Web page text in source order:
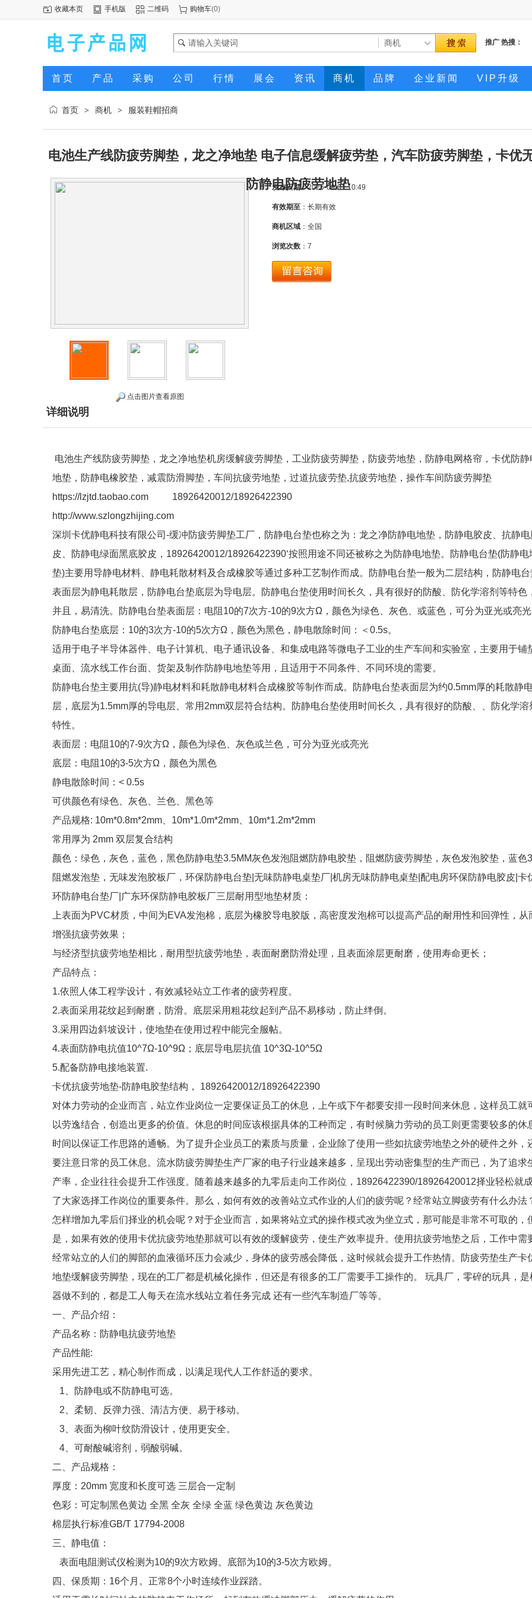
收藏本页 手机版 二维码 购物车(0)
推广 热搜：
首页 产品 采购 公司 行情 展会 资讯 商机 品牌 企业新闻 VIP升级
首页 > 商机 > 服装鞋帽招商
电池生产线防疲劳脚垫，龙之净地垫 电子信息缓解疲劳垫，汽车防疲劳脚垫，卡优
防静电防疲劳地垫
点击图片查看原图
发布日期：2026-06-01 10:49
有效期至 ：长期有效
商机区域 ：全国
浏览次数 ： 7
详细说明
电池生产线防疲劳脚垫，龙之净地垫机房缓解疲劳脚垫，工业防疲劳脚垫，防疲劳地垫，防静电网格帘，卡优防静
地垫，防静电橡胶垫，减震防滑脚垫，车间抗疲劳地垫，过道抗疲劳垫,抗疲劳地垫，操作车间防疲劳脚垫
https://lzjtd.taobao.com 18926420012/18926422390
http://www.szlongzhijing.com
深圳卡优静电科技有限公司-缓冲防疲劳脚垫工厂，防静电台垫也称之为：龙之净防静电地垫，防静电胶皮、抗静电
皮、防静电绿面黑底胶皮，18926420012/18926422390‘按照用途不同还被称之为防静电地垫。防静电台垫(防静电
垫)主要用导静电材料、静电耗散材料及合成橡胶等通过多种工艺制作而成。防静电台垫一般为二层结构，防静电台
表面层为静电耗散层，防静电台垫底层为导电层。防静电台垫使用时间长久，具有很好的防酸、防化学溶剂等特色，
并且，易清洗。防静电台垫表面层：电阻10的7次方-10的9次方Ω，颜色为绿色、灰色、或蓝色，可分为亚光或亮光
防静电台垫底层：10的3次方-10的5次方Ω，颜色为黑色，静电散除时间：＜0.5s。
适用于电子半导体器件、电子计算机、电子通讯设备、和集成电路等微电子工业的生产车间和实验室，主要用于铺
桌面、流水线工作台面、货架及制作防静电地垫等用，且适用于不同条件、不同环境的需要。
防静电台垫主要用抗(导)静电材料和耗散静电材料合成橡胶等制作而成。防静电台垫表面层为约0.5mm厚的耗散静
层，底层为1.5mm厚的导电层、常用2mm双层符合结构。防静电台垫使用时间长久，具有很好的防酸、、防化学溶
特性。
表面层：电阻10的7-9次方Ω，颜色为绿色、灰色或兰色，可分为亚光或亮光
底层：电阻10的3-5次方Ω，颜色为黑色
静电散除时间：< 0.5s
可供颜色有绿色、灰色、兰色、黑色等
产品规格: 10m*0.8m*2mm、10m*1.0m*2mm、10m*1.2m*2mm
常用厚为 2mm 双层复合结构
颜色：绿色，灰色，蓝色，黑色防静电垫3.5MM灰色发泡阻燃防静电胶垫，阻燃防疲劳脚垫，灰色发泡胶垫，蓝色
阻燃发泡垫，无味发泡胶板厂，环保防静电台垫|无味防静电桌垫厂|机房无味防静电桌垫|配电房环保防静电胶皮|卡
环防静电台垫厂|广东环保防静电胶板厂三层耐用型地垫材质：
上表面为PVC材质，中间为EVA发泡棉，底层为橡胶导电胶版，高密度发泡棉可以提高产品的耐用性和回弹性，从
增强抗疲劳效果；
与经济型抗疲劳地垫相比，耐用型抗疲劳地垫，表面耐磨防滑处理，且表面涂层更耐磨，使用寿命更长；
产品特点：
1.依照人体工程学设计，有效减轻站立工作者的疲劳程度。
2.表面采用花纹起到耐磨，防滑。底层采用粗花纹起到产品不易移动，防止绊倒。
3.采用四边斜坡设计，使地垫在使用过程中能完全服帖。
4.表面防静电抗值10^7Ω-10^9Ω；底层导电层抗值 10^3Ω-10^5Ω
5.配备防静电接地装置.
卡优抗疲劳地垫-防静电胶垫结构， 18926420012/18926422390
对体力劳动的企业而言，站立作业岗位一定要保证员工的休息，上午或下午都要安排一段时间来休息，这样员工就
以劳逸结合，创造出更多的价值。休息的时间应该根据具体的工种而定，有时候脑力劳动的员工则更需要较多的休
时间以保证工作思路的通畅。为了提升企业员工的素质与质量，企业除了使用一些如抗疲劳地垫之外的硬件之外，
要注意日常的员工休息。流水防疲劳脚垫生产厂家的电子行业越来越多，呈现出劳动密集型的生产而已，为了追求
产率，企业往往会提升工作强度。随着越来越多的九零后走向工作岗位，18926422390/18926420012择业轻松就
了大家选择工作岗位的重要条件。那么，如何有效的改善站立式作业的人们的疲劳呢？经常站立脚疲劳有什么办法
怎样增加九零后们择业的机会呢？对于企业而言，如果将站立式的操作模式改为坐立式，那可能是非常不可取的，
是，如果有效的使用卡优抗疲劳地垫那就可以有效的缓解疲劳，使生产效率提升。使用抗疲劳地垫之后，工作中需
经常站立的人们的脚部的血液循环压力会减少，身体的疲劳感会降低，这时候就会提升工作热情。防疲劳垫生产卡
地垫缓解疲劳脚垫，现在的工厂都是机械化操作，但还是有很多的工厂需要手工操作的。 玩具厂，零碎的玩具，是
器做不到的，都是工人每天在流水线站立着任务完成 还有一些汽车制造厂等等。
一、产品介绍：
产品名称：防静电抗疲劳地垫
产品性能:
采用先进工艺，精心制作而成，以满足现代人工作舒适的要求。
1、防静电或不防静电可选。
2、柔韧、反弹力强、清洁方便、易于移动。
3、表面为柳叶纹防滑设计，使用更安全。
4、可耐酸碱溶剂，弱酸弱碱。
二、产品规格：
厚度：20mm 宽度和长度可选 三层合一定制
色彩：可定制黑色黄边 全黑 全灰 全绿 全蓝 绿色黄边 灰色黄边
棉层执行标准GB/T 17794-2008
三、静电值：
表面电阻测试仪检测为10的9次方欧姆。底部为10的3-5次方欧姆。
四、保质期：16个月。正常8个小时连续作业踩踏。